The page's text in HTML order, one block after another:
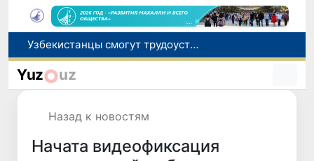
В шести городах Ташкентской области модернизируют систему общественного транспорта
В Узбекистане стартовал месячник Целей устойчивого развития
Yuz uz
Назад к новостям
Начата видеофиксация